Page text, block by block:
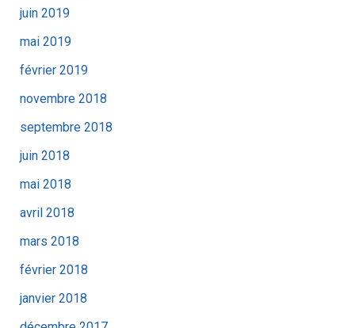
juin 2019
mai 2019
février 2019
novembre 2018
septembre 2018
juin 2018
mai 2018
avril 2018
mars 2018
février 2018
janvier 2018